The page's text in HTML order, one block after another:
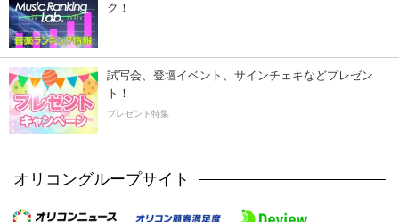
ク！
試写会、登壇イベント、サインチェキなどプレゼン
ト！
プレゼント特集
オリコングループサイト